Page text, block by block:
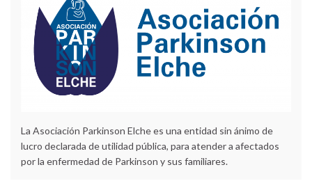
La Asociación Parkinson Elche es una entidad sin ánimo de
lucro declarada de utilidad pública, para atender a afectados
por la enfermedad de Parkinson y sus familiares.